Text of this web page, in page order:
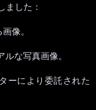
ました：
像。
な写真画像。
ーにより委託された